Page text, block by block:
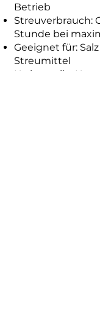
Betrieb
Streuverbrauch:
Stunde bei
Geeignet für:
Streumittel
Karbonteile: